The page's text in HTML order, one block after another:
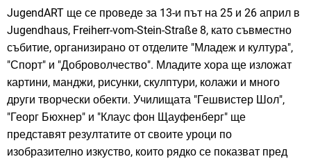
JugendART ще се проведе за 13-и път на 25 и 26 април в
Jugendhaus, Freiherr-vom-Stein-Straße 8, като съвместно
събитие, организирано от отделите "Младеж и култура",
"Спорт" и "Доброволчество". Младите хора ще изложат
картини, манджи, рисунки, скулптури, колажи и много
други творчески обекти. Училищата "Гешвистер Шол",
"Георг Бюхнер" и "Клаус фон Щауфенберг" ще
представят резултатите от своите уроци по
изобразително изкуство, които рядко се показват пред